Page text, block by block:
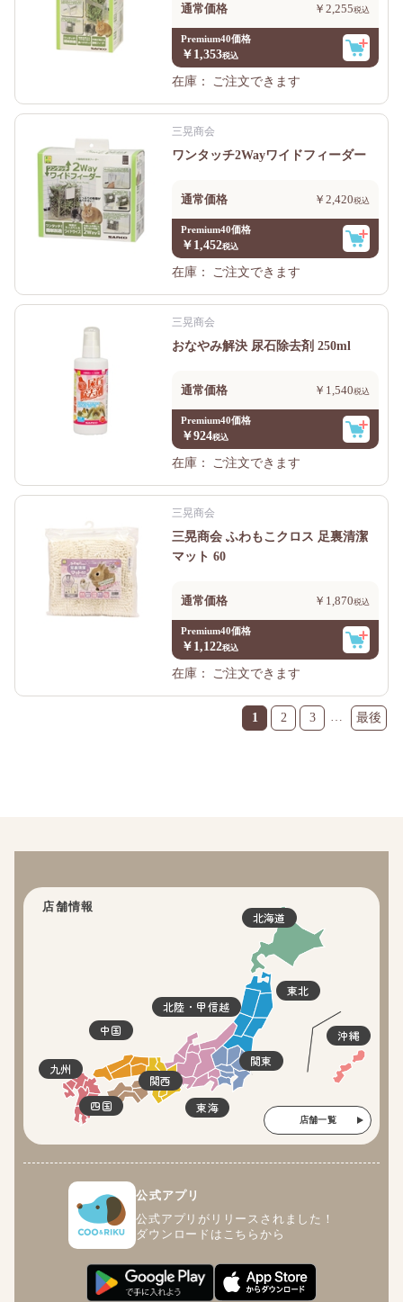
通常価格 ￥2,255
Premium40価格
￥1,353
在庫：
ご注文できます
三晃商会
ワンタッチ2Wayワイドフィーダー
通常価格 ￥2,420
Premium40価格
￥1,452
在庫：
ご注文できます
三晃商会
おなやみ解決 尿石除去剤 250ml
通常価格 ￥1,540
Premium40価格
￥924
在庫：
ご注文できます
三晃商会
三晃商会 ふわもこクロス 足裏清潔
マット 60
通常価格 ￥1,870
Premium40価格
￥1,122
在庫：
ご注文できます
1 2 3 …
店舗情報
北海道
東北
関東
北陸・甲信越
東海
関西
四国
中国
九州
沖縄
店舗一覧
公式アプリ
公式アプリがリリースされました！
ダウンロードはこちらから